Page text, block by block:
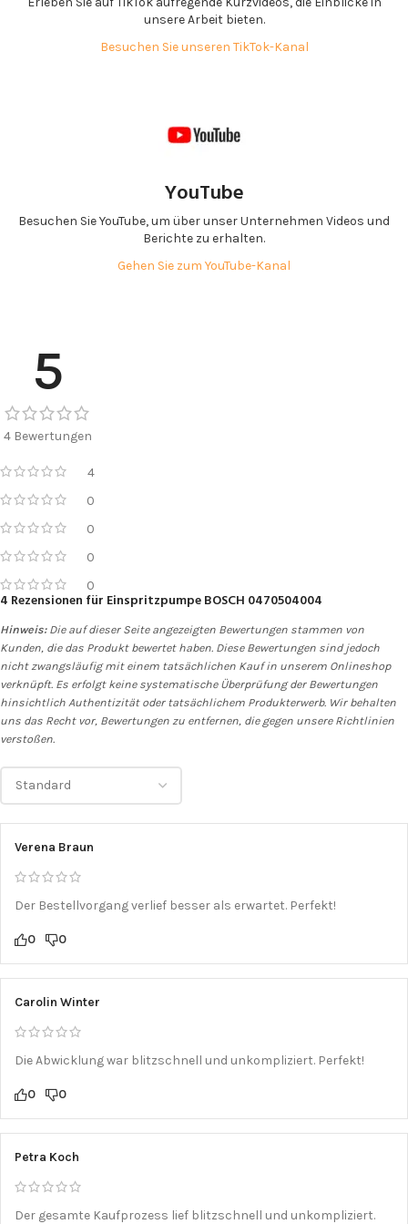
unsere Arbeit bieten.
Besuchen Sie unseren TikTok-Kanal
YouTube
Besuchen Sie YouTube, um über unser Unternehmen Videos und
Berichte zu erhalten.
Gehen Sie zum YouTube-Kanal
5
4 Bewertungen
4
0
0
0
0
4 Rezensionen für Einspritzpumpe BOSCH 0470504004
Hinweis:Die auf dieser Seite angezeigten Bewertungen stammen von
Kunden, die das Produkt bewertet haben. Diese Bewertungen sind jedoch
nicht zwangsläufig mit einem tatsächlichen Kauf in unserem Onlineshop
verknüpft. Es erfolgt keine systematische Überprüfung der Bewertungen
hinsichtlich Authentizität oder tatsächlichem Produkterwerb. Wir behalten
uns das Recht vor, Bewertungen zu entfernen, die gegen unsere Richtlinien
verstoßen.
Verena Braun
Der Bestellvorgang verlief besser als erwartet. Perfekt!
0 0
Carolin Winter
Die Abwicklung war blitzschnell und unkompliziert. Perfekt!
0 0
Petra Koch
Der gesamte Kaufprozess lief blitzschnell und unkompliziert.